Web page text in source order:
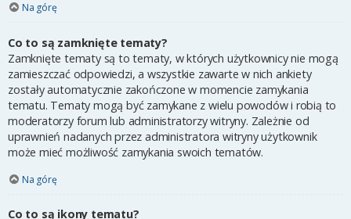
Na górę
Co to są zamknięte tematy?
Zamknięte tematy są to tematy, w których użytkownicy nie mogą
zamieszczać odpowiedzi, a wszystkie zawarte w nich ankiety
zostały automatycznie zakończone w momencie zamykania
tematu. Tematy mogą być zamykane z wielu powodów i robią to
moderatorzy forum lub administratorzy witryny. Zależnie od
uprawnień nadanych przez administratora witryny użytkownik
może mieć możliwość zamykania swoich tematów.
Na górę
Co to są ikony tematu?